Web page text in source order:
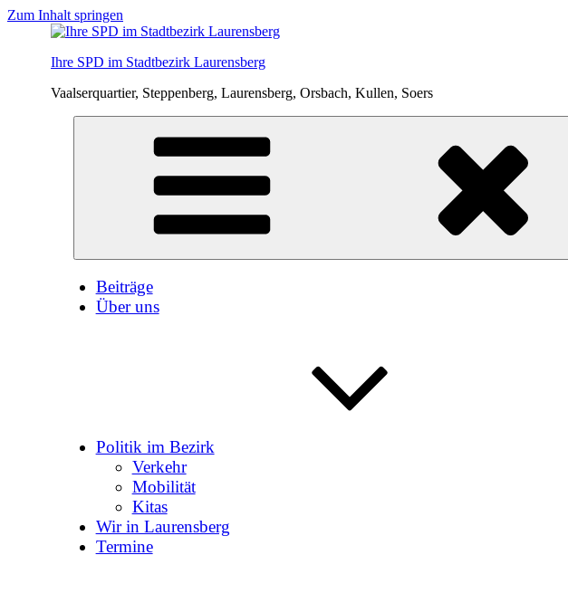
Zum Inhalt springen
Ihre SPD im Stadtbezirk Laurensberg
Vaalserquartier, Steppenberg, Laurensberg, Orsbach, Kullen, Soers
Beiträge
Über uns
Politik im Bezirk
Verkehr
Mobilität
Kitas
Wir in Laurensberg
Termine